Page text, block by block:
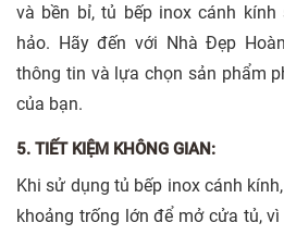
và bền bỉ, tủ bếp inox cánh
hảo. Hãy đến với Nhà Đẹp
thông tin và lựa chọn sản phẩm
của bạn.
5. TIẾT KIỆM KHÔNG GIAN:
Khi sử dụng tủ bếp inox cánh
khoảng trống lớn để mở cửa tủ,